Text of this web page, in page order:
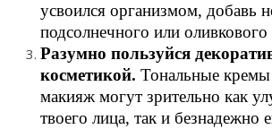
усвоился организмом, добавь
подсолнечного или оливкового
Разумно пользуйся
косметикой. Тональные кремы
макияж могут зрительно как
твоего лица, так и безнадежно